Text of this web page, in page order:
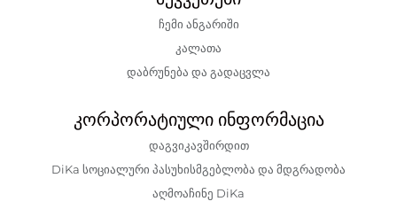
ჩემი ანგარიში
კალათა
დაბრუნება და გადაცვლა
კორპორატიული ინფორმაცია
დაგვიკავშირდით
DiKa სოციალური პასუხისმგებლობა და მდგრადობა
აღმოაჩინე DiKa